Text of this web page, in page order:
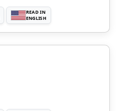
READ IN
ENGLISH